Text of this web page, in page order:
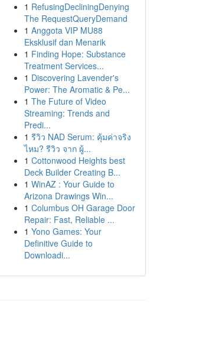
1 RefusingDecliningDenying
The RequestQueryDemand
1 Anggota VIP MU88
Eksklusif dan Menarik
1 Finding Hope: Substance
Treatment Services...
1 Discovering Lavender's
Power: The Aromatic & Pe...
1 The Future of Video
Streaming: Trends and
Predi...
1 รีวิว NAD Serum: คุ้มค่าจริง
ไหม? รีวิว จาก ผู้...
1 Cottonwood Heights best
Deck Builder Creating B...
1 WinAZ : Your Guide to
Arizona Drawings Win...
1 Columbus OH Garage Door
Repair: Fast, Reliable ...
1 Yono Games: Your
Definitive Guide to
Downloadi...